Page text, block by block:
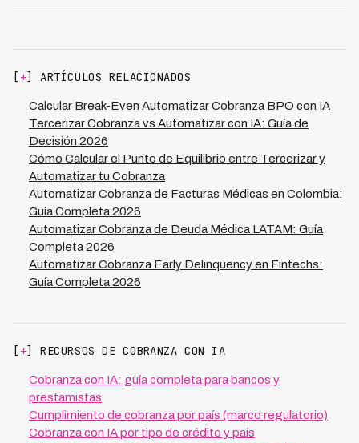
datos en manos de terceros. Con IA tienes control total:
dashboard 24/7, acceso a 100% de conversaciones,
ofrece trazabilidad completa.
[ +] ARTÍCULOS RELACIONADOS
Calcular Break-Even Automatizar Cobranza BPO con IA
Tercerizar Cobranza vs Automatizar con IA: Guía de
Decisión 2026
Cómo Calcular el Punto de Equilibrio entre Tercerizar y
Automatizar tu Cobranza
Automatizar Cobranza de Facturas Médicas en Colombia:
Guía Completa 2026
Automatizar Cobranza de Deuda Médica LATAM: Guía
Completa 2026
Automatizar Cobranza Early Delinquency en Fintechs:
Guía Completa 2026
[ +] RECURSOS DE COBRANZA CON IA
Cobranza con IA: guía completa para bancos y
prestamistas
Cumplimiento de cobranza por país (marco regulatorio)
Cobranza con IA por tipo de crédito y país